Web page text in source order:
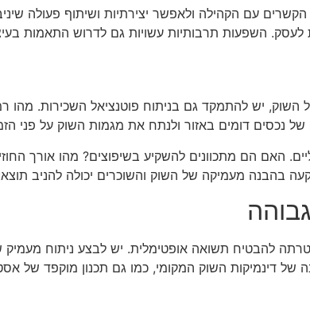
עם הקהילה ולאפשר יצירתיות ושיתוף פעולה שיניב
השפעות תרבותיות עשויות גם לדרוש התאמות
יש להתמקד גם בניתוח פוטנציאל השכירות. מהו
נכסים דומים באזור ולנתח את מגמות השוק על פני
האם הם מתכוונים להשקיע בשיפוצים? מהו אורך
בהבנה מעמיקה של השוק והשוכרים יכולה להניב
להבטיח תשואה אופטימלית. יש לבצע ניתוח מעמיק
דינמיקות השוק המקומי, כמו גם תכנון מוקפד של